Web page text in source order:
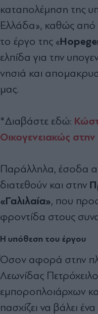
καταπολέμηση της
Ελλάδα», καθώς από
το έργο της «
ελπίδα για την
νησιά και
μας.
*Διαβάστε εδώ:
Οικογενειακώς
Παράλληλα, έσοδα
διατεθούν και στην
«Γαλιλαία», που
φροντίδα στους
Η υπόθεση του έργου
Όσον αφορά στην
Λεωνίδας
εμποροπλοιάρχων
πασχίζει να βάλει